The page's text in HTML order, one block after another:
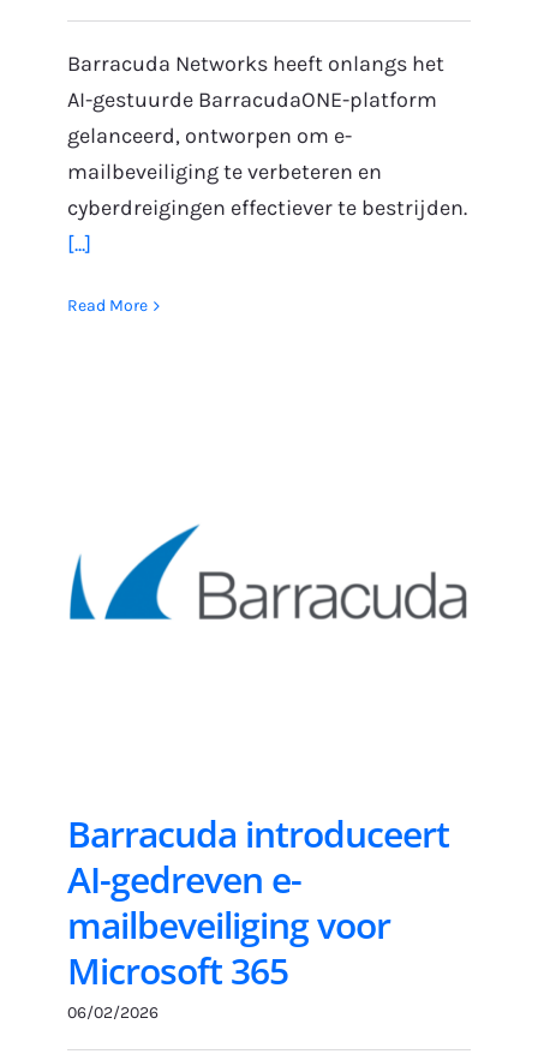
Barracuda Networks heeft onlangs het
AI-gestuurde BarracudaONE-platform
gelanceerd, ontworpen om e-
mailbeveiliging te verbeteren en
cyberdreigingen effectiever te bestrijden.
[...]
Read More
Barracuda introduceert
AI-gedreven e-
mailbeveiliging voor
Microsoft 365
06/02/2026